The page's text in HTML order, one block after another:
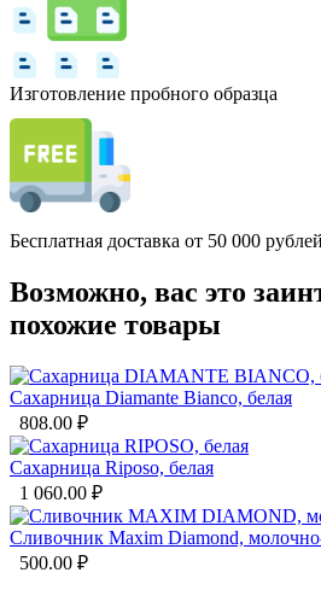
Изготовление пробного образца
Бесплатная доставка от 50 000 рублей
Возможно, вас это
похожие товары
Сахарница Diamante Bianco, белая
808.00 ₽
Сахарница Riposo, белая
1 060.00 ₽
Сливочник Maxim Diamond,
500.00 ₽